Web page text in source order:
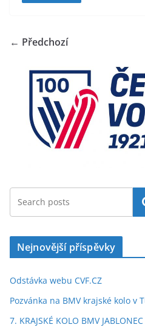
← Předchozí
Nejnovější příspěvky
Odstávka webu CVF.CZ
Pozvánka na BMV krajské kolo v
7. KRAJSKÉ KOLO BMV